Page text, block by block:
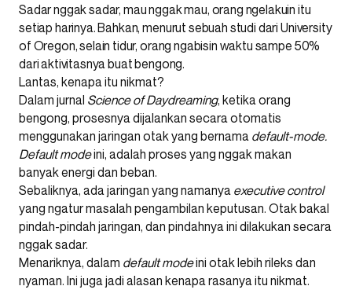
Sadar nggak sadar, mau nggak mau, orang ngelakuin itu
setiap harinya. Bahkan, menurut sebuah studi dari University
of Oregon, selain tidur, orang ngabisin waktu sampe 50%
dari aktivitasnya buat bengong.
Lantas, kenapa itu nikmat?
Dalam jurnal Science of Daydreaming, ketika orang
bengong, prosesnya dijalankan secara otomatis
menggunakan jaringan otak yang bernama default-mode.
Default modeini, adalah proses yang nggak makan
banyak energi dan beban.
Sebaliknya, ada jaringan yang namanya executive control
yang ngatur masalah pengambilan keputusan. Otak bakal
pindah-pindah jaringan, dan pindahnya ini dilakukan secara
nggak sadar.
Menariknya, dalam default modeini otak lebih rileks dan
nyaman. Ini juga jadi alasan kenapa rasanya itu nikmat.